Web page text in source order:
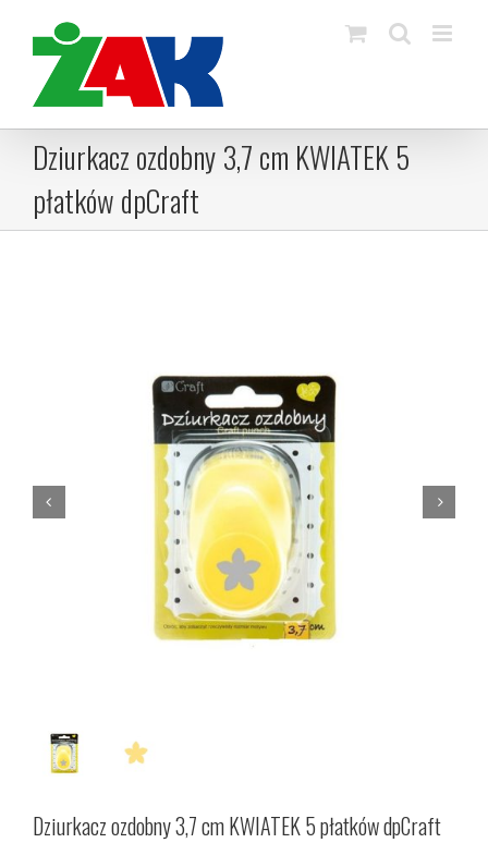
content
Dziurkacz ozdobny 3,7 cm KWIATEK 5
płatków dpCraft
 
Dziurkacz ozdobny 3,7 cm KWIATEK 5 płatków dpCraft